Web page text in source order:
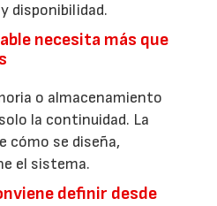
disponibilidad.
necesita más que
o almacenamiento
la continuidad. La
cómo se diseña,
el sistema.
definir desde